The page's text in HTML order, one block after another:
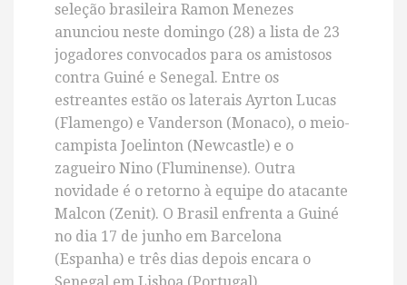
seleção brasileira Ramon Menezes
anunciou neste domingo (28) a lista de 23
jogadores convocados para os amistosos
contra Guiné e Senegal. Entre os
estreantes estão os laterais Ayrton Lucas
(Flamengo) e Vanderson (Monaco), o meio-
campista Joelinton (Newcastle) e o
zagueiro Nino (Fluminense). Outra
novidade é o retorno à equipe do atacante
Malcon (Zenit). O Brasil enfrenta a Guiné
no dia 17 de junho em Barcelona
(Espanha) e três dias depois encara o